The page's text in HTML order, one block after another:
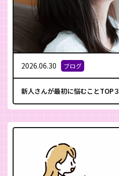
2026.06.30 ブログ
新人さんが最初に悩むことTOP３